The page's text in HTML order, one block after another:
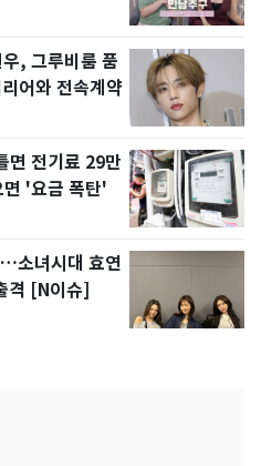
, 그루비룸 품
어와 전속계약
면 전기료 29만
'요금 폭탄'
소녀시대 효연
격 [N이슈]